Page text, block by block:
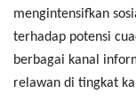
mengintensifkan
terhadap potensi
berbagai kanal
relawan di tingkat